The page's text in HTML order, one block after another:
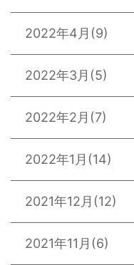
2022年4月 (9)
2022年3月 (5)
2022年2月 (7)
2022年1月 (14)
2021年12月 (12)
2021年11月 (6)